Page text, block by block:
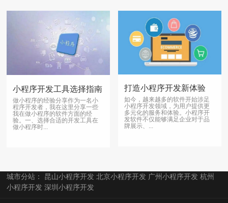
小程序开发工具选择指南
做小程序的经验分享作为一名小
程序开发者，我在这里分享一些
我在做小程序的软件方面的经
验。一、选择合适的开发工具在
做小程序时...
打造小程序开发新体验
如今，越来越多的软件开始涉足
小程序开发领域，为用户提供更
多元化的服务和体验。小程序开
发软件不仅能够满足企业对于品
牌展示、...
城市分站： 昆山小程序开发 北京小程序开发 广州小程序开发 杭州
小程序开发 深圳小程序开发